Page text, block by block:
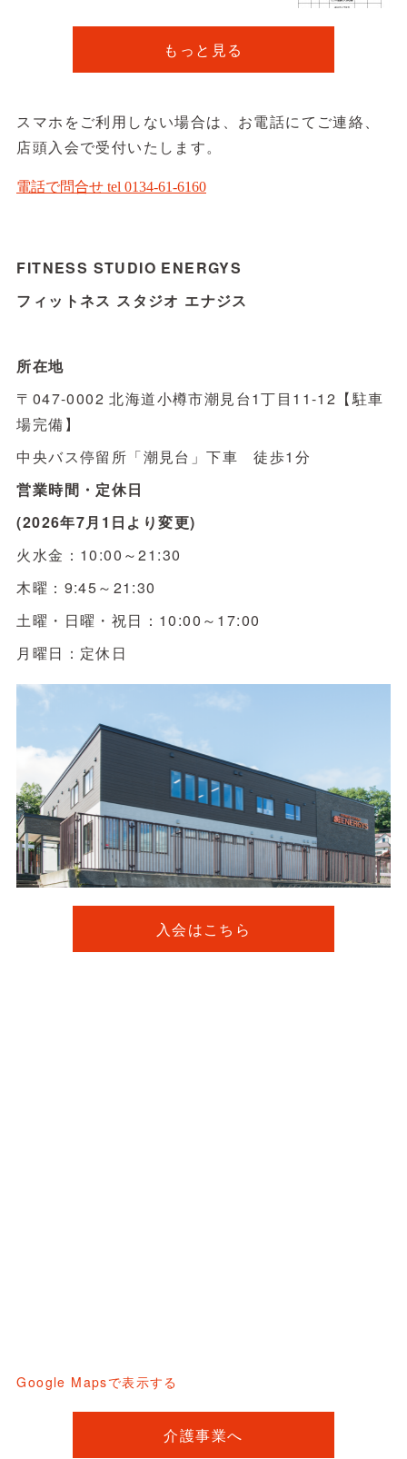
もっと見る
スマホをご利用しない場合は、お電話にてご連絡、
店頭入会で受付いたします。
FITNESS STUDIO ENERGYS
フィットネス スタジオ エナジス
所在地
〒047-0002 北海道小樽市潮見台1丁目11-12【駐車
場完備】
中央バス停留所「潮見台」下車 徒歩1分
営業時間・定休日
(2026年7月1日より変更)
火水金：10:00～21:30
木曜：9:45～21:30
土曜・日曜・祝日：10:00～17:00
月曜日：定休日
入会はこちら
Google Mapsで表示する
介護事業へ